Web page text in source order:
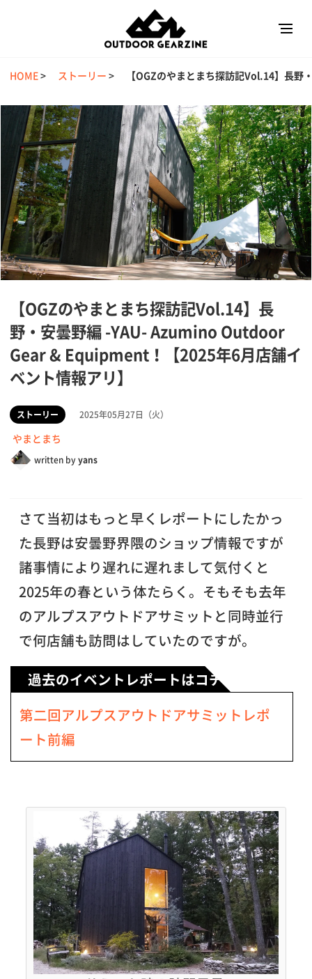
HOME> ストーリー > 【OGZのやまとまち探訪記Vol.14】長
【OGZのやまとまち探訪記Vol.14】長
野・安曇野編 -YAU- Azumino Outdoor
Gear & Equipment！【2025年6月店舗イ
ベント情報アリ】
ストーリー 2025年05月27日（火）
やまとまち
written byyans
さて当初はもっと早くレポートにしたかっ
た長野は安曇野界隈のショップ情報ですが
諸事情により遅れに遅れまして気付くと
2025年の春という体たらく。そもそも去年
のアルプスアウトドアサミットと同時並行
で何店舗も訪問はしていたのですが。
過去のイベントレポートはコチラ
第二回アルプスアウトドアサミットレポ
ート前編